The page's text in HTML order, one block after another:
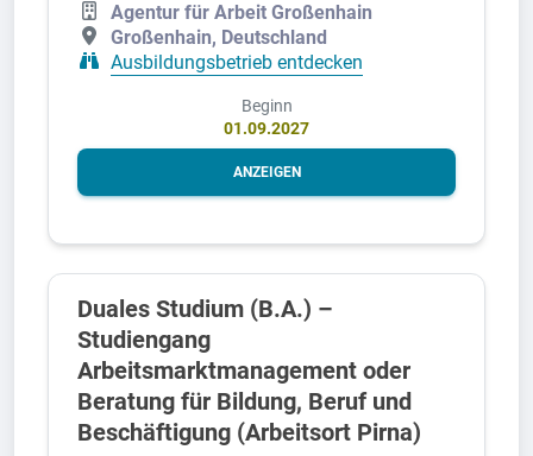
Agentur für Arbeit Großenhain
Großenhain, Deutschland
Ausbildungsbetrieb entdecken
Beginn
01.09.2027
ANZEIGEN
Duales Studium (B.A.) –
Studiengang
Arbeitsmarktmanagement oder
Beratung für Bildung, Beruf und
Beschäftigung (Arbeitsort Pirna)